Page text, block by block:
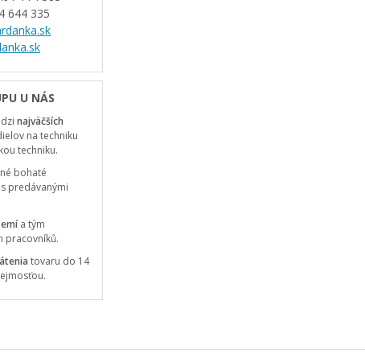
644 335
U NÁS
najväčších
na techniku
techniku.
bohaté
s predávanými
a tým
pracovníků.
tovaru do 14